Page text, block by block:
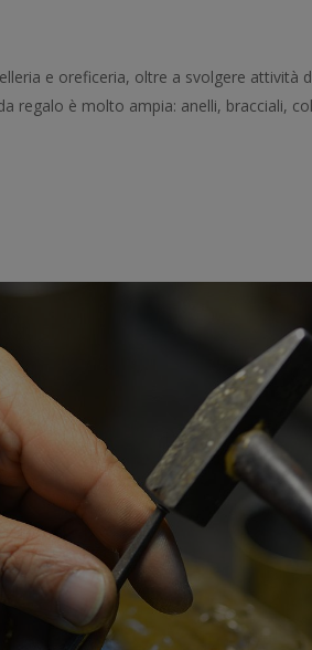
e oreficeria, oltre a svolgere attività
regalo è molto ampia: anelli, bracciali,